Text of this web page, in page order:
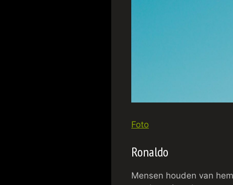
Foto
Ronaldo
Mensen houden van